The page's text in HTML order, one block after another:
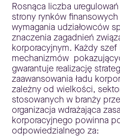
Rosnąca liczba
strony rynków
wymagania udziałowców
znaczenia zagadnień
korporacyjnym. Każdy
mechanizmów
gwarantuje realizację
zaawansowania ładu
zależny od wielkości,
stosowanych w branży
organizacja wdrażająca
korporacyjnego powinna
odpowiedzialnego za: